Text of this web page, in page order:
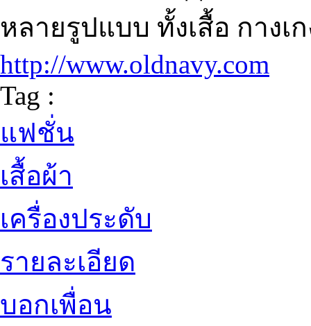
หลายรูปแบบ ทั้งเสื้อ กางเ
http://www.oldnavy.com
Tag :
แฟชั่น
เสื้อผ้า
เครื่องประดับ
รายละเอียด
บอกเพื่อน